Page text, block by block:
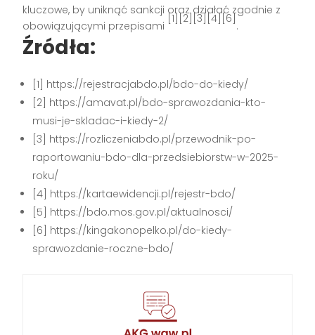
kluczowe, by uniknąć sankcji oraz działać zgodnie z
obowiązującymi przepisami
[1][2][3][4][6]
.
Źródła:
[1] https://rejestracjabdo.pl/bdo-do-kiedy/
[2] https://amavat.pl/bdo-sprawozdania-kto-
musi-je-skladac-i-kiedy-2/
[3] https://rozliczeniabdo.pl/przewodnik-po-
raportowaniu-bdo-dla-przedsiebiorstw-w-2025-
roku/
[4] https://kartaewidencji.pl/rejestr-bdo/
[5] https://bdo.mos.gov.pl/aktualnosci/
[6] https://kingakonopelko.pl/do-kiedy-
sprawozdanie-roczne-bdo/